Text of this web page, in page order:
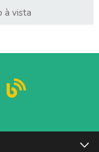
à vista